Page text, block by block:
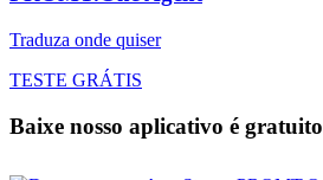
Traduza onde quiser
TESTE GRÁTIS
Baixe nosso aplicativo é gratuito